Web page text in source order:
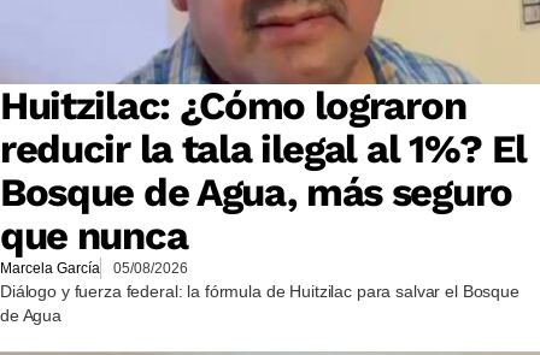
Huitzilac: ¿Cómo lograron
reducir la tala ilegal al 1%? El
Bosque de Agua, más seguro
que nunca
Marcela García 05/08/2026
Diálogo y fuerza federal: la fórmula de Huitzilac para salvar el Bosque
de Agua